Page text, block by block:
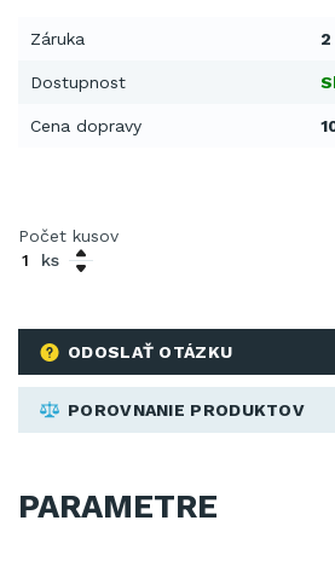
Záruka
Dostupnost
Cena dopravy
ODOSLAŤ OTÁZKU
POROVNANIE PRODUKTOV
Počet kusov
ks
PARAMETRE